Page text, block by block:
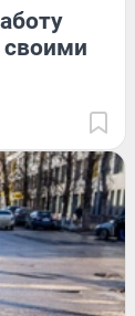
своими